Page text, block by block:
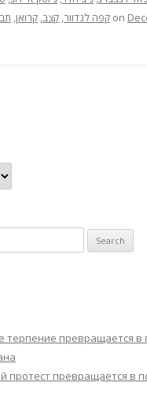
קפה לנדוור, קצב, קרואן, on
терпение превращается в
протест превращается в